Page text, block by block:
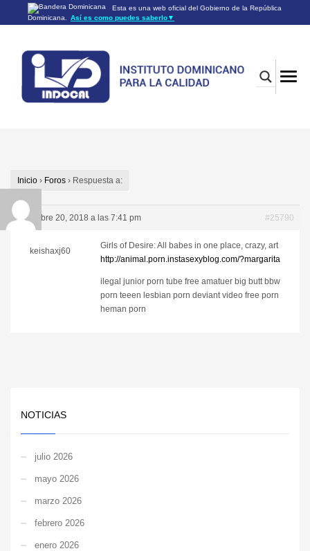
Esta es una web oficial del Gobierno de la República
Dominicana.
Así es como puedes saberlo▼
Los sitios web oficiales utilizan .gob.do o .gov.do
Los sitios web oficiales .gob.do o .gov.do seguros utilizan
HTTPS
Un candado (🔒) o
https://
significa que estás conectado a un
sitio seguro dentro de .gob.do o .gov.do. Comparte información
confidencial sólo en los sitios seguros de .gob.do o .gov.do.
Inicio › Foros › Respuesta a:
diciembre 20, 2018 a las 7:41 pm #25790
keishaxj60
Girls of Desire: All babes in one place, crazy, art
http://animal.porn.instasexyblog.com/?margarita
ilegal junior porn tube free amatuer big butt bbw
porn teeen lesbian porn deviant video free porn
heman porn
NOTICIAS
julio 2026
mayo 2026
marzo 2026
febrero 2026
enero 2026